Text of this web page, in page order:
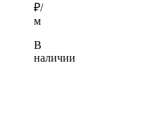
₽/
м
В
наличии